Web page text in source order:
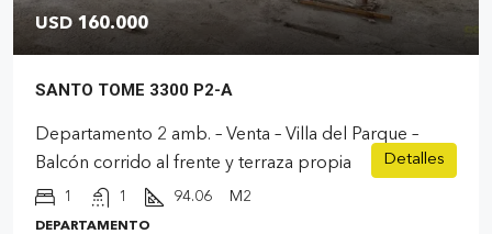
USD 160.000
SANTO TOME 3300 P2-A
Departamento 2 amb. – Venta – Villa del Parque –
Balcón corrido al frente y terraza propia
1 1 94.06 M2
DEPARTAMENTO
Detalles